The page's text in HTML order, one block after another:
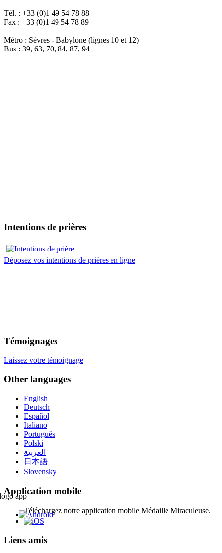
Tél. : +33 (0)1 49 54 78 88
Fax : +33 (0)1 49 54 78 89
Métro : Sèvres - Babylone (lignes 10 et 12)
Bus : 39, 63, 70, 84, 87, 94
Intentions de prières
Déposez vos intentions de prières en ligne
Témoignages
Laissez votre témoignage
Other languages
English
Deutsch
Español
Italiano
Português
Polski
العربية
日本語
Slovensky
Application mobile
Téléchargez notre application mobile Médaille Miraculeuse.
Liens amis